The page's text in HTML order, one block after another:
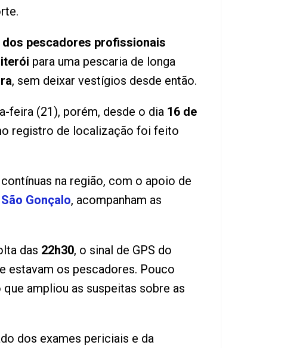
dos pescadores profissionais
para uma pescaria de longa
, sem deixar vestígios desde então.
feira (21), porém, desde o dia 16 de
registro de localização foi feito
na região, com o apoio de
São Gonçalo, acompanham as
das 22h30, o sinal de GPS do
estavam os pescadores. Pouco
ampliou as suspeitas sobre as
dos exames periciais e da